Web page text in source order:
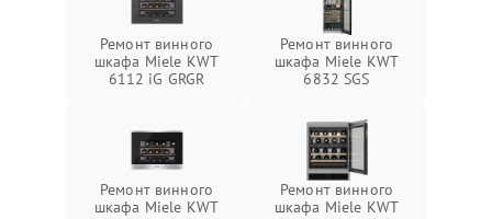
Ремонт винного
шкафа Miele KWT
6112 iG GRGR
Ремонт винного
шкафа Miele KWT
6832 SGS
Ремонт винного
шкафа Miele KWT
Ремонт винного
шкафа Miele KWT